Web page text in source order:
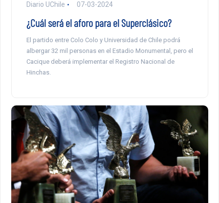
Diario UChile 07-03-2024
¿Cuál será el aforo para el Superclásico?
El partido entre Colo Colo y Universidad de Chile podrá
albergar 32 mil personas en el Estadio Monumental, pero el
Cacique deberá implementar el Registro Nacional de
Hinchas.